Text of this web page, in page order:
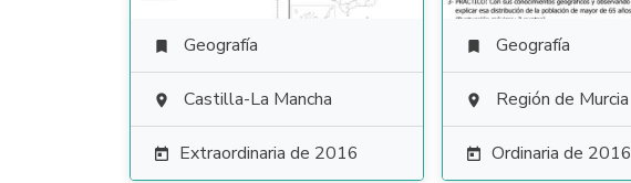
 Geografía
 Castilla-La Mancha
 Extraordinaria de 2016
 Geografía
 Región de Murcia
 Ordinaria de 2016